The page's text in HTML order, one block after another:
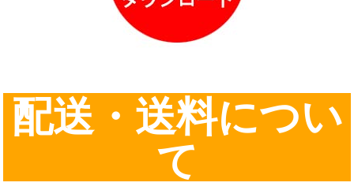
配送・送料につい
て